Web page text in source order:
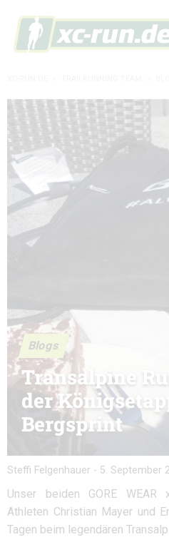
Blogs
Transalpine
der
Bergsprint
Steffi Felgenhauer - 5. September
Unser beiden GORE WEAR
Athleten Christian Mayer und
Tagen beim legendären